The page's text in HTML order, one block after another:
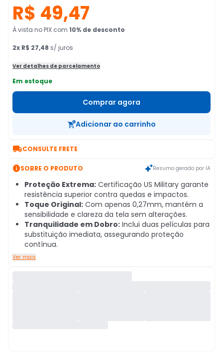
R$ 49,47
À vista no PIX com 10% de desconto
2x R$ 27,48 s/ juros
Ver detalhes de parcelamento
Em estoque
Comprar agora
Adicionar ao carrinho
CONSULTE FRETE
SOBRE O PRODUTO Resumo gerado por IA
Proteção Extrema: Certificação US Military garante
resistência superior contra quedas e impactos.
Toque Original: Com apenas 0,27mm, mantém a
sensibilidade e clareza da tela sem alterações.
Tranquilidade em Dobro: Inclui duas películas para
substituição imediata, assegurando proteção
contínua.
Ver mais